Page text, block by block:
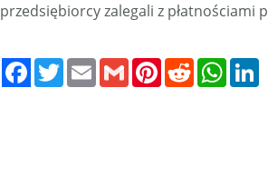
przedsiębiorcy zalegali z płatnościami
TwitterEmail Gmail PinterestReddit